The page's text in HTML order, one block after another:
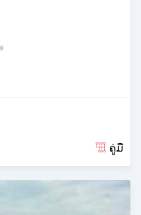
ຄູ່ມື